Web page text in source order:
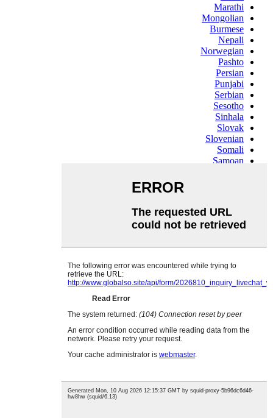
Marathi
Mongolian
Burmese
Nepali
Norwegian
Pashto
Persian
Punjabi
Serbian
Sesotho
Sinhala
Slovak
Slovenian
Somali
Samoan
Swahili
Tajik
Telugu
Ukrainian
Urdu
Welsh
Xhosa
Yiddish
Tatar
Oriya